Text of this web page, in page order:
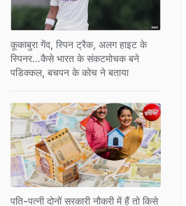
कूकाबुरा गेंद, स्पिन ट्रैक, अलग हाइट के
स्पिनर...कैसे भारत के संकटमोचक बने
पडिक्कल, बचपन के कोच ने बताया
पति-पत्नी दोनों सरकारी नौकरी में हैं तो किसे